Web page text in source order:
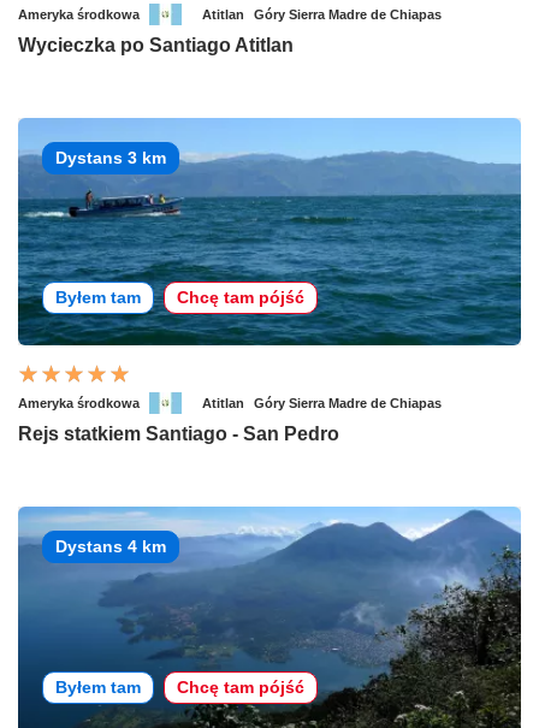
Ameryka środkowa Atitlan Góry Sierra Madre de Chiapas
Wycieczka po Santiago Atitlan
Dystans 3 km
Byłem tam Chcę tam pójść
Ameryka środkowa Atitlan Góry Sierra Madre de Chiapas
Rejs statkiem Santiago - San Pedro
Dystans 4 km
Byłem tam Chcę tam pójść